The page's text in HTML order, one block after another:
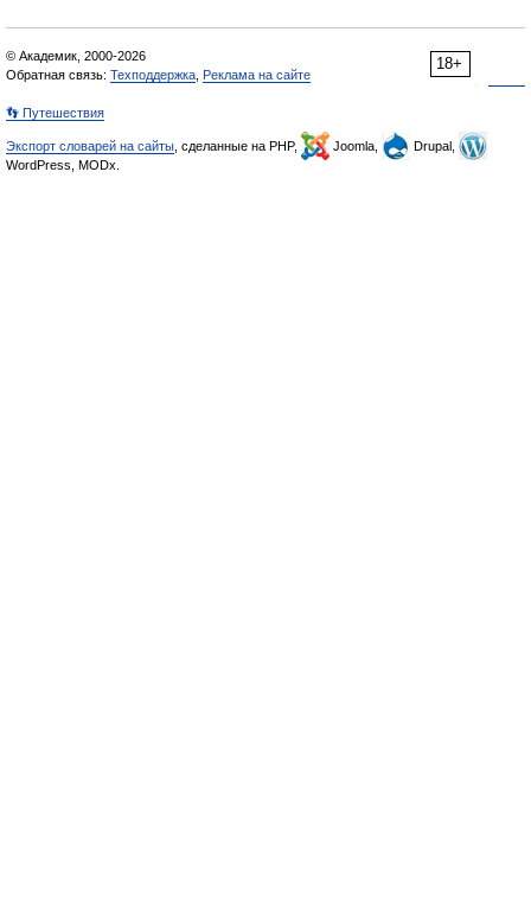
18+
© Академик, 2000-2026
Обратная связь: Техподдержка Реклама на сайте
👣 Путешествия
Экспорт словарей на сайты , сделанные на PHP, Joomla,
Drupal,
WordPress, MODx.